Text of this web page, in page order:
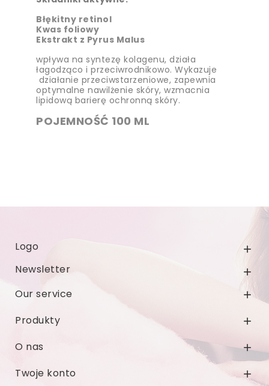
Błękitny retinol
Kwas foliowy
Ekstrakt z Pyrus Malus
wpływa na syntezę kolagenu, działa
łagodząco i przeciwrodnikowo. Wykazuje
działanie przeciwstarzeniowe, zapewnia
optymalne nawilżenie skóry, wzmacnia
lipidową barierę ochronną skóry.
POJEMNOŚĆ 100 ML
Logo 
Newsletter 
Our service 
Produkty 
O nas 
Twoje konto 